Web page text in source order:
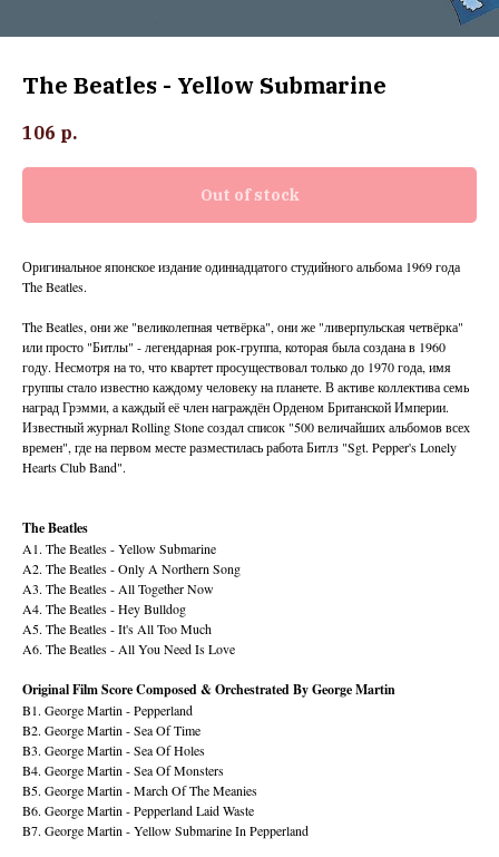
The Beatles - Yellow Submarine
106 р.
Out of stock
Оригинальное японское издание одиннадцатого студийного альбома 1969 года
The Beatles.
The Beatles, они же "великолепная четвёрка", они же "ливерпульская четвёрка"
или просто "Битлы" - легендарная рок-группа, которая была создана в 1960
году. Несмотря на то, что квартет просуществовал только до 1970 года, имя
группы стало известно каждому человеку на планете. В активе коллектива семь
наград Грэмми, а каждый её член награждён Орденом Британской Империи.
Известный журнал Rolling Stone создал список "500 величайших альбомов всех
времен", где на первом месте разместилась работа Битлз "Sgt. Pepper's Lonely
Hearts Club Band".
The Beatles
A1. The Beatles - Yellow Submarine
A2. The Beatles - Only A Northern Song
A3. The Beatles - All Together Now
A4. The Beatles - Hey Bulldog
A5. The Beatles - It's All Too Much
A6. The Beatles - All You Need Is Love
Original Film Score Composed & Orchestrated By George Martin
B1. George Martin - Pepperland
B2. George Martin - Sea Of Time
B3. George Martin - Sea Of Holes
B4. George Martin - Sea Of Monsters
B5. George Martin - March Of The Meanies
B6. George Martin - Pepperland Laid Waste
B7. George Martin - Yellow Submarine In Pepperland